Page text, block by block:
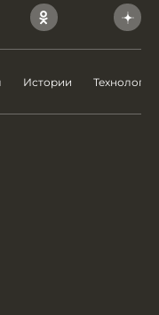
Истории Технологии